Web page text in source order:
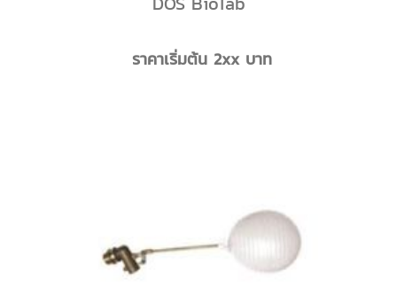
ราคาเริ่มต้น 2xx บาท